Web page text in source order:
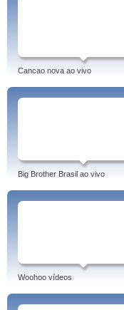
Cancao nova ao vivo
Big Brother Brasil ao vivo
Woohoo vídeos